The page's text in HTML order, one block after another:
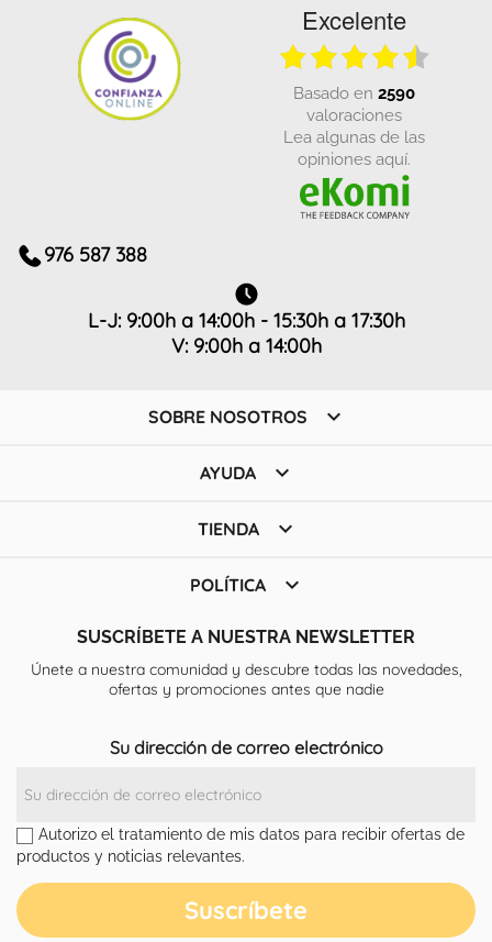
Excelente
basado en 2590
valoraciones
Lea algunas de las
opiniones aquí.
976 587 388
L-J: 9:00h a 14:00h - 15:30h a 17:30h
V: 9:00h a 14:00h
SOBRE NOSOTROS 
AYUDA 
TIENDA 
POLÍTICA 
SUSCRÍBETE A NUESTRA NEWSLETTER
Únete a nuestra comunidad y descubre todas las novedades,
ofertas y promociones antes que nadie
Su dirección de correo electrónico
Autorizo el tratamiento de mis datos para recibir ofertas de
productos y noticias relevantes.